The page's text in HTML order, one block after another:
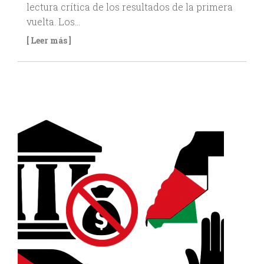
lectura crítica de los resultados de la primera
vuelta. Los…
[ Leer más ]